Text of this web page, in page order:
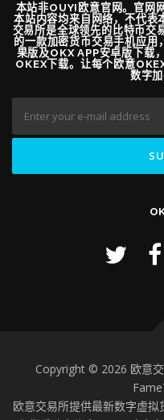
本站非OUYI欧意官网。官网
本站内容均来自网络，不代表
交易所是全球领先的比特币交
的一款加密货币交易手机应用
果版及OKX APP安卓版下载
OKEX下载。让每个欧意
数字加
Copyright © 2026 欧意
欧意交易所提供最新数字虚